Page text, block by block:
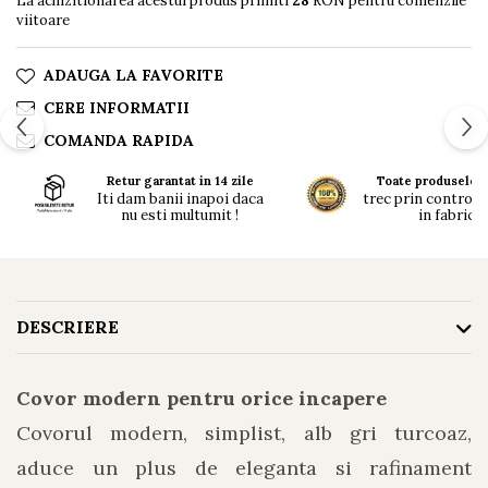
viitoare
ADAUGA LA FAVORITE
CERE INFORMATII
COMANDA RAPIDA
Retur garantat in 14 zile
Iti dam banii inapoi daca
nu esti multumit !
Toate produsele
trec prin
in fabrici !
DESCRIERE
Covor modern pentru orice incapere
Covorul modern, simplist, alb gri turcoaz,
aduce un plus de eleganta si rafinament